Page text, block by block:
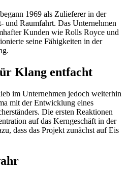
begann 1969 als Zulieferer in der
und Raumfahrt. Das Unternehmen
Kunden wie Rolls Royce und
seine Fähigkeiten in der
Klang entfacht
im Unternehmen jedoch weiterhin
mit der Entwicklung eines
Die ersten Reaktionen
auf das Kerngeschäft in der
dass das Projekt zunächst auf Eis